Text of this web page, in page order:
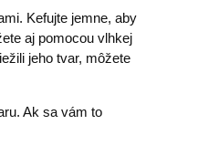
Kefujte jemne, aby
aj pomocou vlhkej
jeho tvar, môžete
Ak sa vám to